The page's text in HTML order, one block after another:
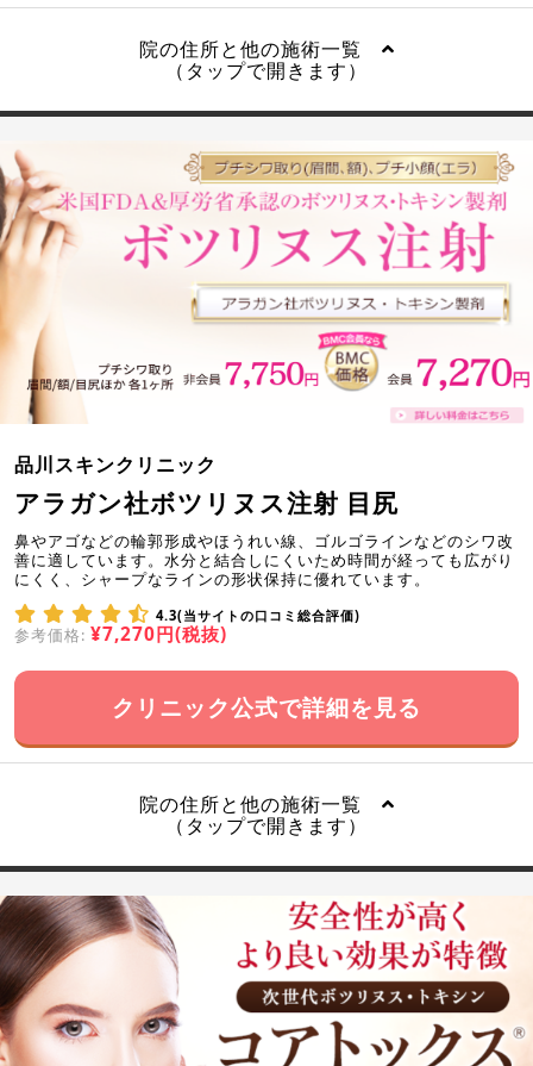
院の住所と他の施術一覧
（タップで開きます）
品川スキンクリニック
アラガン社ボツリヌス注射 目尻
鼻やアゴなどの輪郭形成やほうれい線、ゴルゴラインなどのシワ改
善に適しています。水分と結合しにくいため時間が経っても広がり
にくく、シャープなラインの形状保持に優れています。
4.3(当サイトの口コミ総合評価)
参考価格: ¥7,270円(税抜)
クリニック公式で詳細を見る
院の住所と他の施術一覧
（タップで開きます）